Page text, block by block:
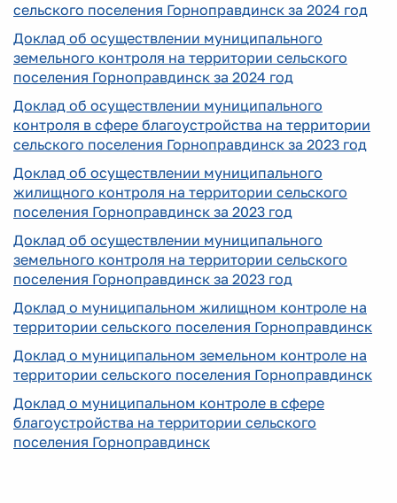
сельского поселения Горноправдинск за 2024 год
Доклад об осуществлении муниципального
земельного контроля на территории сельского
поселения Горноправдинск за 2024 год
Доклад об осуществлении муниципального
контроля в сфере благоустройства на территории
сельского поселения Горноправдинск за 2023 год
Доклад об осуществлении муниципального
жилищного контроля на территории сельского
поселения Горноправдинск за 2023 год
Доклад об осуществлении муниципального
земельного контроля на территории сельского
поселения Горноправдинск за 2023 год
Доклад о муниципальном жилищном контроле на
территории сельского поселения Горноправдинск
Доклад о муниципальном земельном контроле на
территории сельского поселения Горноправдинск
Доклад о муниципальном контроле в сфере
благоустройства на территории сельского
поселения Горноправдинск